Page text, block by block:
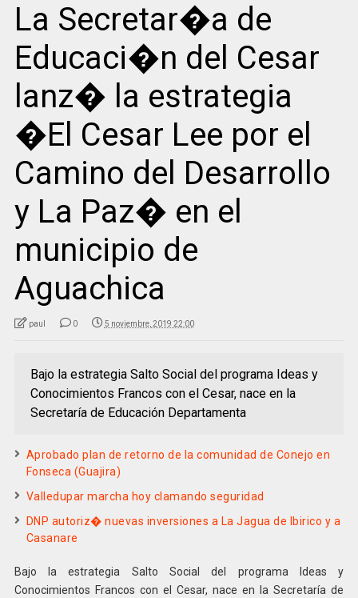
La Secretar�a de
Educaci�n del Cesar
lanz� la estrategia
�El Cesar Lee por el
Camino del Desarrollo
y La Paz� en el
municipio de
Aguachica
paul 0 5 noviembre, 2019 22:00
Bajo la estrategia Salto Social del programa Ideas y
Conocimientos Francos con el Cesar, nace en la
Secretaría de Educación Departamenta
Aprobado plan de retorno de la comunidad de Conejo en
Fonseca (Guajira)
Valledupar marcha hoy clamando seguridad
DNP autoriz� nuevas inversiones a La Jagua de Ibirico y a
Casanare
Bajo la estrategia Salto Social del programa Ideas y
Conocimientos Francos con el Cesar, nace en la Secretaría de